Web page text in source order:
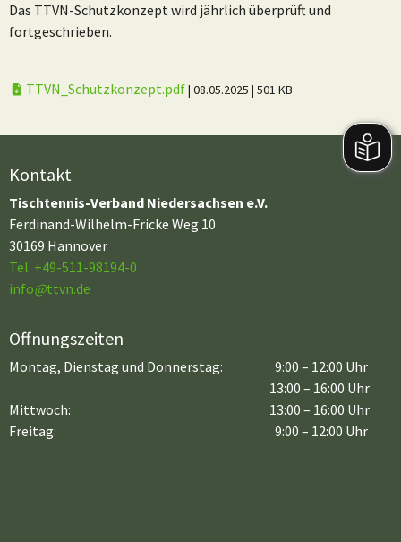
Das TTVN-Schutzkonzept wird jährlich überprüft und
fortgeschrieben.
TTVN_Schutzkonzept.pdf| 08.05.2025 | 501 KB
Kontakt
Tischtennis-Verband Niedersachsen e.V.
Ferdinand-Wilhelm-Fricke Weg 10
30169 Hannover
Tel. +49-511-98194-0
info@ttvn.de
Öffnungszeiten
Montag, Dienstag und Donnerstag:
9:00 – 12:00 Uhr
13:00 – 16:00 Uhr
Mittwoch:
Freitag:
13:00 – 16:00 Uhr
9:00 – 12:00 Uhr